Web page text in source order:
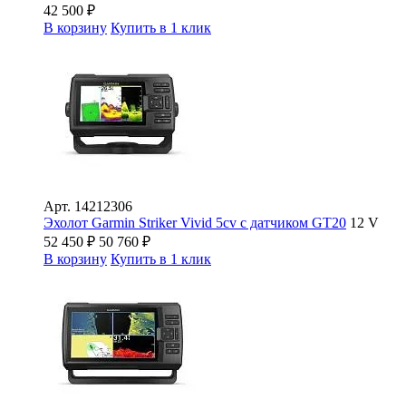
42 500 ₽
В корзину Купить в 1 клик
Арт. 14212306
Эхолот Garmin Striker Vivid 5cv с датчиком GT20 12 V
52 450 ₽ 50 760 ₽
В корзину Купить в 1 клик